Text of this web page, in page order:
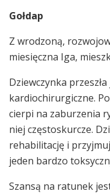
Gołdap
Z wrodzoną,
miesięczna Iga,
Dziewczynka
kardiochirurgiczne.
cierpi na zaburzenia
niej częstoskurcze.
rehabilitację i
jeden bardzo
Szansą na ratunek